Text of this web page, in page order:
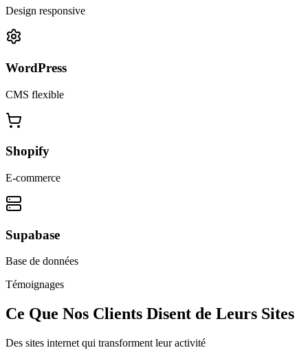
Design responsive
WordPress
CMS flexible
Shopify
E-commerce
Supabase
Base de données
Témoignages
Ce Que Nos Clients Disent de Leurs Sites
Des sites internet qui transforment leur activité